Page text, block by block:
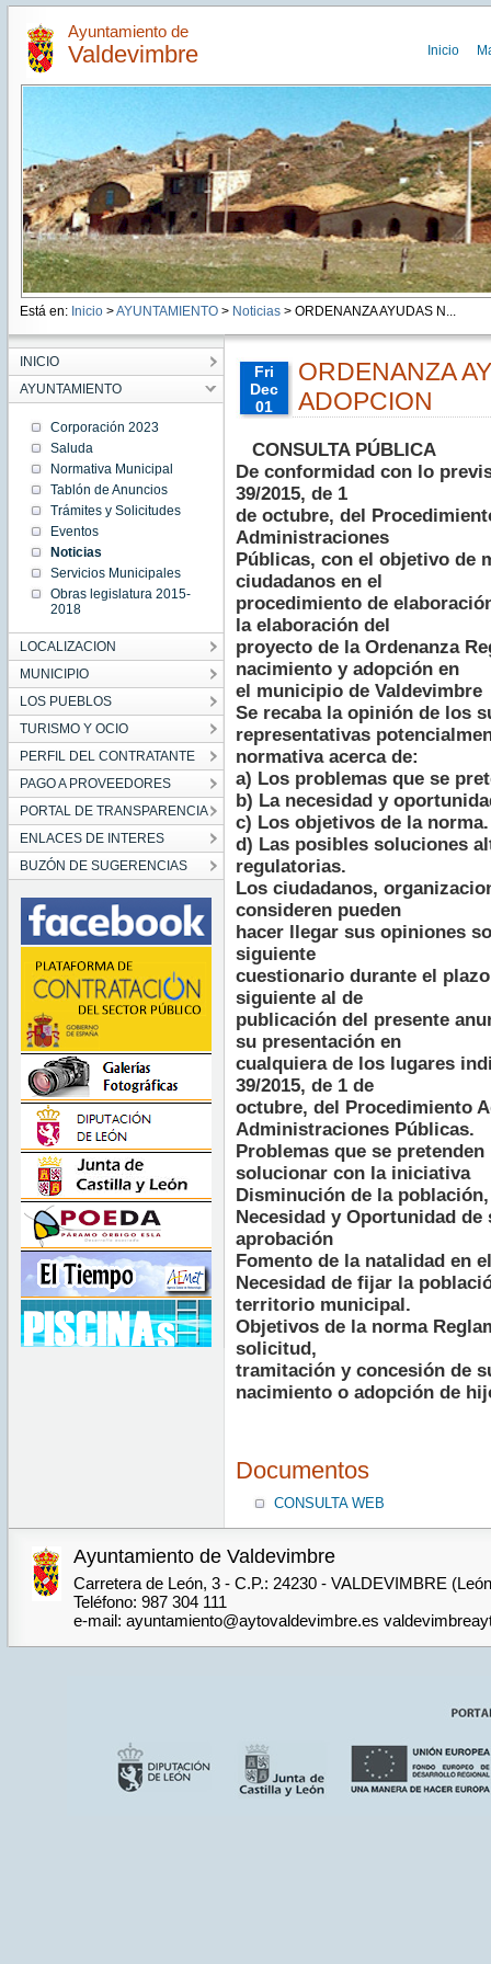
Ayuntamiento de
Valdevimbre Inicio
Está en: Inicio >AYUNTAMIENTO> Noticias> ORDENANZA AYUDAS N...
INICIO
AYUNTAMIENTO
Corporación 2023
Saluda
Normativa Municipal
Tablón de Anuncios
Trámites y Solicitudes
Eventos
Noticias
Servicios Municipales
Obras legislatura 2015-
2018
LOCALIZACION
MUNICIPIO
LOS PUEBLOS
TURISMO Y OCIO
PERFIL DEL CONTRATANTE
PAGO A PROVEEDORES
PORTAL DE TRANSPARENCIA
ENLACES DE INTERES
BUZÓN DE SUGERENCIAS
Fri
Dec
01
CET
2023
Fri Dec
01
00:00:00
CET
Fri Dec
01
00:00:00
CET
2023
ORDENANZA
ADOPCION
CONSULTA PÚBLICA
De conformidad con lo
39/2015, de 1
de octubre, del
Administraciones
Públicas, con el objetivo de
ciudadanos en el
procedimiento de
la elaboración del
proyecto de la Ordenanza
nacimiento y adopción en
el municipio de Valdevimbre
Se recaba la opinión de los
representativas
normativa acerca de:
a) Los problemas que se
b) La necesidad y
c) Los objetivos de la norma.
d) Las posibles soluciones
regulatorias.
Los ciudadanos,
consideren pueden
hacer llegar sus opiniones
siguiente
cuestionario durante el
siguiente al de
publicación del presente
su presentación en
cualquiera de los lugares
39/2015, de 1 de
octubre, del Procedimiento
Administraciones Públicas.
Problemas que se pretenden
solucionar con la iniciativa
Disminución de la población,
Necesidad y Oportunidad de
aprobación
Fomento de la natalidad en
Necesidad de fijar la
territorio municipal.
Objetivos de la norma
solicitud,
tramitación y concesión de
nacimiento o adopción de
Documentos
CONSULTA WEB
Ayuntamiento de Valdevimbre
Carretera de León, 3 - C.P.: 24230 - VALDEVIMBRE
Teléfono: 987 304 111
e-mail: ayuntamiento@aytovaldevimbre.es